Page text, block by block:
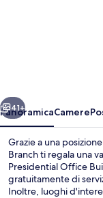
Avanti
41+
PanoramicaCamere
Grazie a una
Branch ti regala una
Presidential Office
gratuitamente di
Inoltre, luoghi